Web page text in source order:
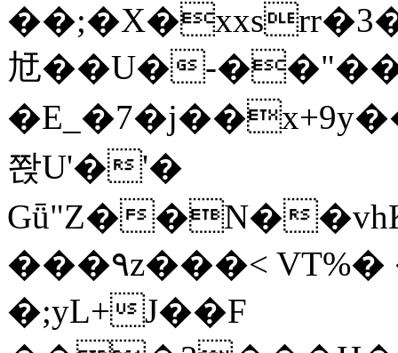
㝼��U�-
쫝U'�'�
Gǖ"Z��N�
���٩z���< VT%� �}z�XEu�<ं�Q!
�;yL+J��F